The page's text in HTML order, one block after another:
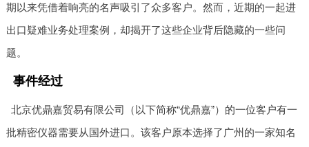
期以来凭借着响亮的名声吸引了众多客户。然而，近期的一起进
出口疑难业务处理案例，却揭开了这些企业背后隐藏的一些问
题。
事件经过
北京优鼎嘉贸易有限公司（以下简称“优鼎嘉”）的一位客户有一
批精密仪器需要从国外进口。该客户原本选择了广州的一家知名